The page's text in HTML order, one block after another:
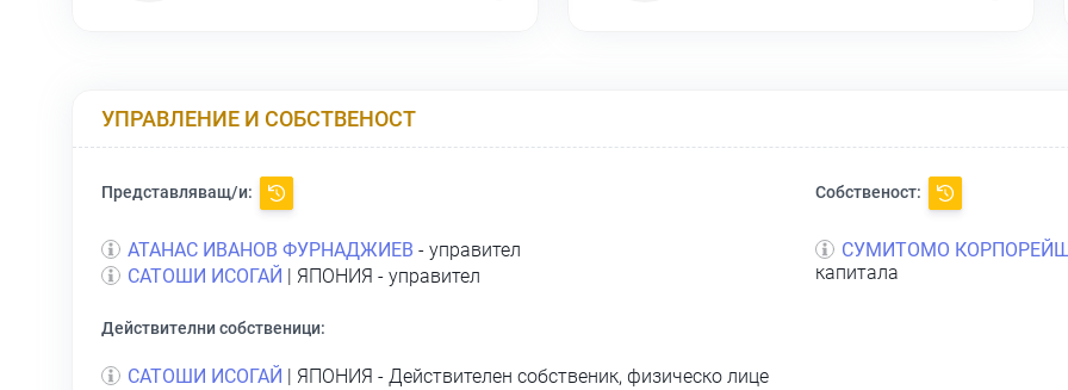
УПРАВЛЕНИЕ И СОБСТВЕНОСТ
Представляващ/и:
АТАНАС ИВАНОВ ФУРНАДЖИЕВ - управител
САТОШИ ИСОГАЙ | ЯПОНИЯ - управител
Собственост:
СУМИТОМО
капитала
Действителни собственици:
САТОШИ ИСОГАЙ | ЯПОНИЯ - Действителен собственик, физическо лице